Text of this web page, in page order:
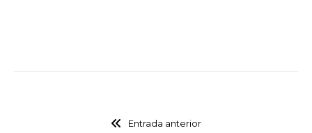
Entrada anterior